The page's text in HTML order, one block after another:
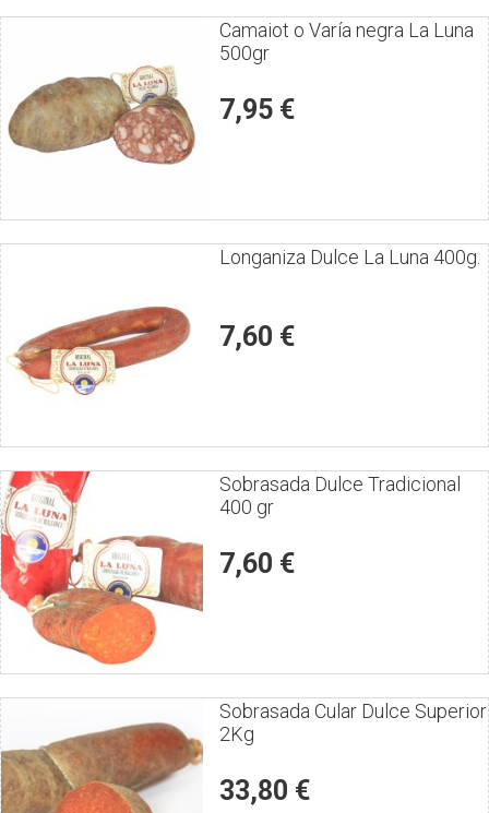
Puntúe
el
Camaiot o Varía negra La Luna
500gr
7,95 €
Puntúe
Longaniza Dulce La Luna 400g.
7,60 €
Puntúe
el
Sobrasada Dulce Tradicional
400 gr
7,60 €
Puntúe
el
Sobrasada Cular Dulce Superior
2Kg
33,80 €